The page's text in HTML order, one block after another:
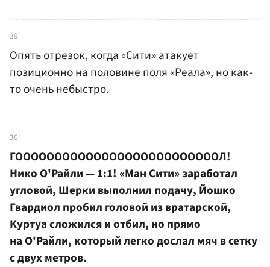
39'
Опять отрезок, когда «Сити» атакует
позиционно на половине поля «Реала», но как-
то очень небыстро.
36'
ГООООООООООООООООООООООООООЛ!
Нико О'Райли — 1:1! «Ман Сити» заработал
угловой, Шерки выполнил подачу, Йошко
Гвардиол пробил головой из вратарской,
Куртуа сложился и отбил, но прямо
на О'Райли, который легко дослал мяч в сетку
с двух метров.